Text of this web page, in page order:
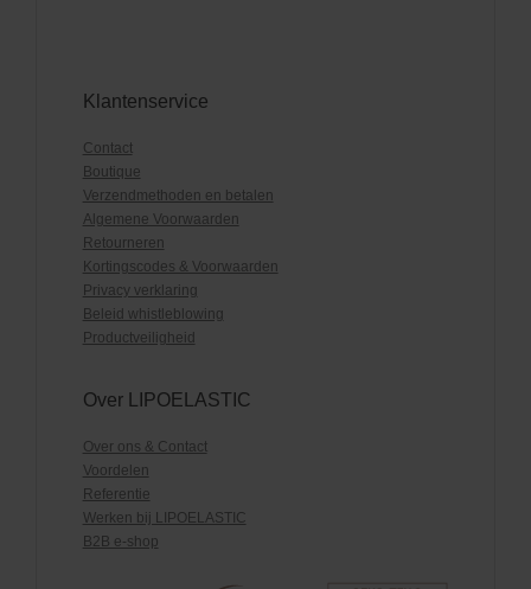
Klantenservice
Contact
Boutique
Verzendmethoden en betalen
Algemene Voorwaarden
Retourneren
Kortingscodes & Voorwaarden
Privacy verklaring
Beleid whistleblowing
Productveiligheid
Over LIPOELASTIC
Over ons & Contact
Voordelen
Referentie
Werken bij LIPOELASTIC
B2B e-shop